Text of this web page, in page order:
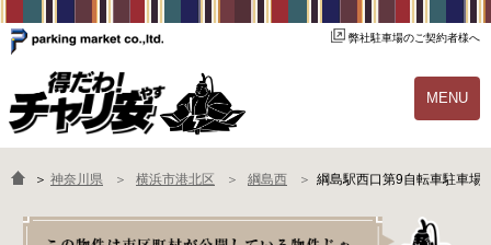
弊社駐車場のご契約者様へ
MENU
物件一覧 ご契約の流れ
よくあるご質問 駐輪場オーナー様へ
＞ 神奈川県 横浜市港北区 綱島西 綱島駅西口第9自転車駐車場